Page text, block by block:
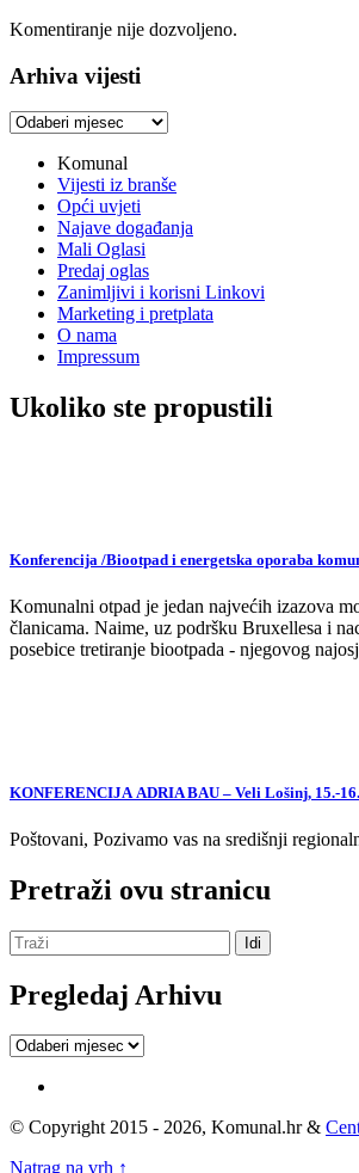
Komentiranje nije dozvoljeno.
Arhiva vijesti
Arhiva
Komunal
Vijesti iz branše
Opći uvjeti
Najave događanja
Mali Oglasi
Predaj oglas
Zanimljivi i korisni Linkovi
Marketing i pretplata
O nama
Impressum
Ukoliko ste propustili
Konferencija /Biootpad i energetska oporaba
Komunalni otpad je jedan najvećih izazova
članicama. Naime, uz podršku Bruxellesa i
posebice tretiranje biootpada - njegovog
KONFERENCIJA ADRIA BAU – Veli Lošinj, 15.-
Poštovani, Pozivamo vas na središnji
Pretraži ovu stranicu
Pregledaj Arhivu
Pregledaj
© Copyright 2015 - 2026, Komunal.hr &
Natrag na vrh ↑